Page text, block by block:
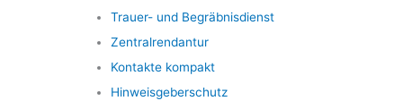
Trauer- und Begräbnisdienst
Zentralrendantur
Kontakte kompakt
Hinweisgeberschutz